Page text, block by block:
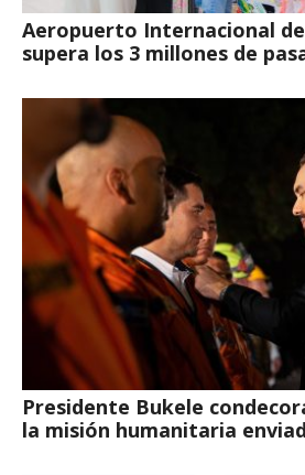
Aeropuerto Internacional
supera los 3 millones de
Presidente Bukele
la misión humanitaria